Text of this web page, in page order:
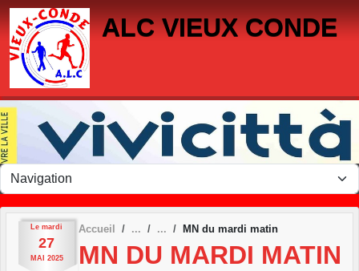
ALC VIEUX CONDE
Le mardi
27
MAI 2025
Accueil MN du mardi matin
MN DU MARDI MATIN
Panneau de gestion des cookies